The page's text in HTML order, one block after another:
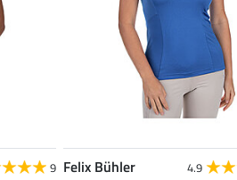
9 Felix Bühler 4.9